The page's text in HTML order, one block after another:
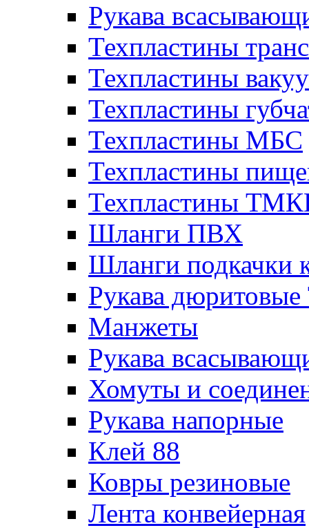
Рукава
Техпластины
Техпластины
Техпластины
Техпластины МБС
Техпластины
Техпластины
Шланги ПВХ
Шланги подкачки
Рукава
Манжеты
Рукава
Хомуты и
Рукава напорные
Клей 88
Ковры резиновые
Лента конвейерная